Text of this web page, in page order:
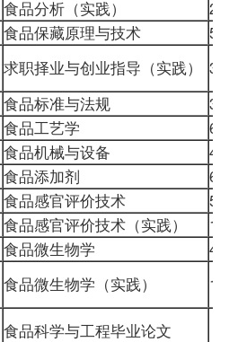
食品分析（实践）
2
食品保藏原理与技术
5
求职择业与创业指导（实践）
3
食品标准与法规
3
食品工艺学
6
食品机械与设备
4
食品添加剂 6
食品感官评价技术
5
食品感官评价技术（实践）
1
食品微生物学
4
食品微生物学（实践） 1
食品科学与工程毕业论文